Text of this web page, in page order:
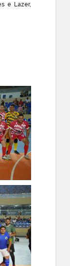
e Lazer,